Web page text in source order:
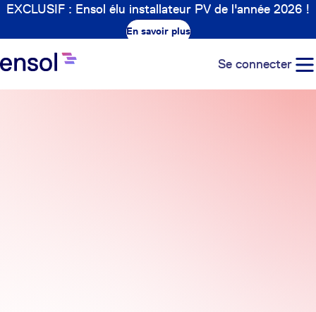
EXCLUSIF : Ensol élu installateur PV de l'année 2026 !
En savoir plus
Se connecter